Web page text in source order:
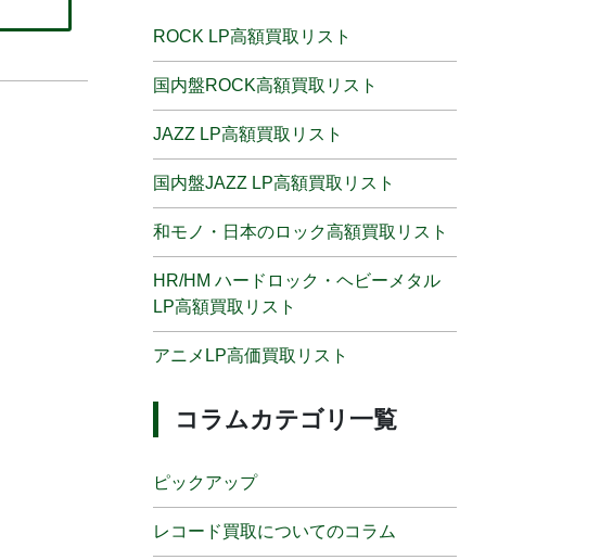
ROCK LP高額買取リスト
国内盤ROCK高額買取リスト
JAZZ LP高額買取リスト
国内盤JAZZ LP高額買取リスト
和モノ・日本のロック高額買取リスト
HR/HM ハードロック・ヘビーメタル
LP高額買取リスト
アニメLP高価買取リスト
コラムカテゴリ一覧
ピックアップ
レコード買取についてのコラム